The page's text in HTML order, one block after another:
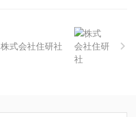
株式会社住研社